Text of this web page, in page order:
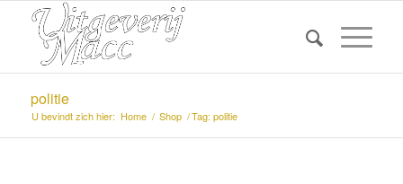
politie
U bevindt zich hier: Home / Shop /Tag: politie